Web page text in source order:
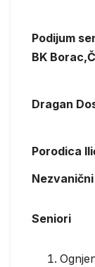
Podijum
BK
Dragan
Porodica
Seniori